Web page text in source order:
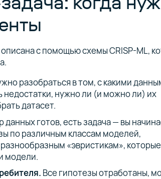
с помощью схемы CRISP-ML,
разобраться в том, с какими
недостатки, нужно ли (и можно ли) их
датасет.
данных готов, есть задача — вы
по различным классам моделей,
«эвристикам»,
модели.
Все гипотезы отработаны,